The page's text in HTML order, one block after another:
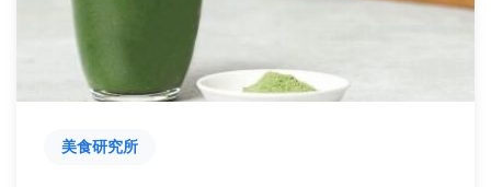
美食研究所